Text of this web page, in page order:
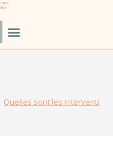
Quelles sont les